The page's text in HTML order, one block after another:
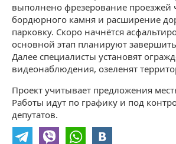
выполнено фрезерование проезжей
бордюрного камня и расширение
парковку. Скоро начнётся
основной этап планируют
Далее специалисты установят
видеонаблюдения, озеленят
Проект учитывает предложения
Работы идут по графику и под
депутатов.